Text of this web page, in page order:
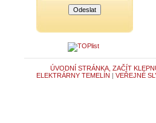
ÚVODNÍ STRÁNKA, ZAČÍT
ELEKTRÁRNY TEMELÍN | VEŘEJNÉ